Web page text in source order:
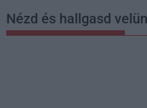
Nézd és hallgasd